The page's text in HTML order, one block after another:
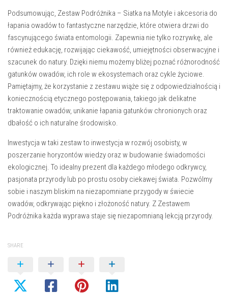
Podsumowując, Zestaw Podróżnika – Siatka na Motyle i akcesoria do
łapania owadów to fantastyczne narzędzie, które otwiera drzwi do
fascynującego świata entomologii. Zapewnia nie tylko rozrywkę, ale
również edukację, rozwijając ciekawość, umiejętności obserwacyjne i
szacunek do natury. Dzięki niemu możemy bliżej poznać różnorodność
gatunków owadów, ich role w ekosystemach oraz cykle życiowe.
Pamiętajmy, że korzystanie z zestawu wiąże się z odpowiedzialnością i
koniecznością etycznego postępowania, takiego jak delikatne
traktowanie owadów, unikanie łapania gatunków chronionych oraz
dbałość o ich naturalne środowisko.
Inwestycja w taki zestaw to inwestycja w rozwój osobisty, w
poszerzanie horyzontów wiedzy oraz w budowanie świadomości
ekologicznej. To idealny prezent dla każdego młodego odkrywcy,
pasjonata przyrody lub po prostu osoby ciekawej świata. Pozwólmy
sobie i naszym bliskim na niezapomniane przygody w świecie
owadów, odkrywając piękno i złożoność natury. Z Zestawem
Podróżnika każda wyprawa staje się niezapomnianą lekcją przyrody.
SHARE